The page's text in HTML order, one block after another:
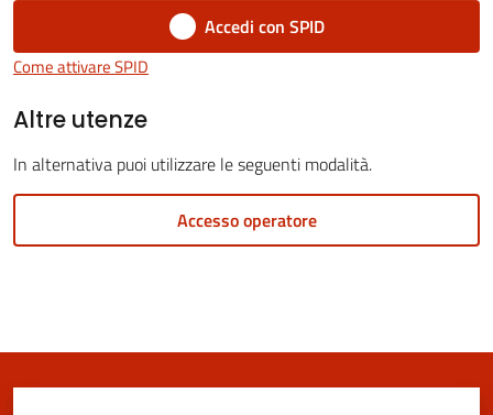
Tutti
argomenti...
Seguici
Accedi con SPID
Come attivare SPID
Altre utenze
In alternativa puoi utilizzare le seguenti modalità.
Accesso operatore